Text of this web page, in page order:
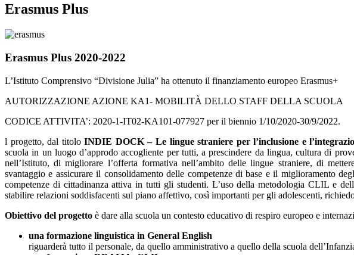
Erasmus Plus
Erasmus Plus 2020-2022
L’Istituto Comprensivo “Divisione Julia” ha ottenuto il finanziamento europeo Erasmus+
AUTORIZZAZIONE AZIONE KA1- MOBILITÀ DELLO STAFF DELLA SCUOLA
CODICE ATTIVITA’: 2020-1-IT02-KA101-077927 per il biennio 1/10/2020-30/9/2022.
l progetto, dal titoloINDIE DOCK – Le lingue straniere per l’inclusione e
scuola in un luogo d’approdo accogliente per tutti, a prescindere da lingua, cultura di
nell’Istituto, di migliorare l’offerta formativa nell’ambito delle lingue straniere, di
svantaggio e assicurare il consolidamento delle competenze di base e il miglioramento
competenze di cittadinanza attiva in tutti gli studenti. L’uso della metodologia CLIL e
stabilire relazioni soddisfacenti sul piano affettivo, così importanti per gli adolescenti,
Obiettivo del progetto è dare alla scuola un contesto educativo di respiro europeo e
una formazione linguistica in General English
riguarderà tutto il personale, da quello amministrativo a quello della scuola